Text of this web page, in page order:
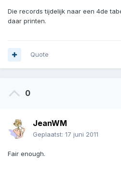
Die records tijdelijk naar een 4de
daar printen.
Quote
0
JeanWM
Geplaatst: 17 juni 2011
Fair enough.